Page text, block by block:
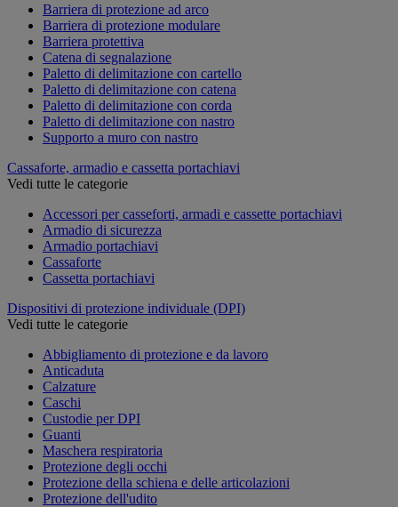
Barriera di protezione ad arco
Barriera di protezione modulare
Barriera protettiva
Catena di segnalazione
Paletto di delimitazione con cartello
Paletto di delimitazione con catena
Paletto di delimitazione con corda
Paletto di delimitazione con nastro
Supporto a muro con nastro
Cassaforte, armadio e cassetta portachiavi
Vedi tutte le categorie
Accessori per casseforti, armadi e cassette portachiavi
Armadio di sicurezza
Armadio portachiavi
Cassaforte
Cassetta portachiavi
Dispositivi di protezione individuale (DPI)
Vedi tutte le categorie
Abbigliamento di protezione e da lavoro
Anticaduta
Calzature
Caschi
Custodie per DPI
Guanti
Maschera respiratoria
Protezione degli occhi
Protezione della schiena e delle articolazioni
Protezione dell'udito